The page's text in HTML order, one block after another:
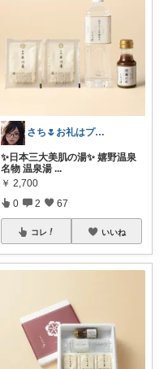
さち🌷お礼はプロフで🙏😉
✨日本三大美肌の湯✨ 嬉野温泉
名物 温泉湯 ...
￥ 2,700
0 2 67
コレ いいね